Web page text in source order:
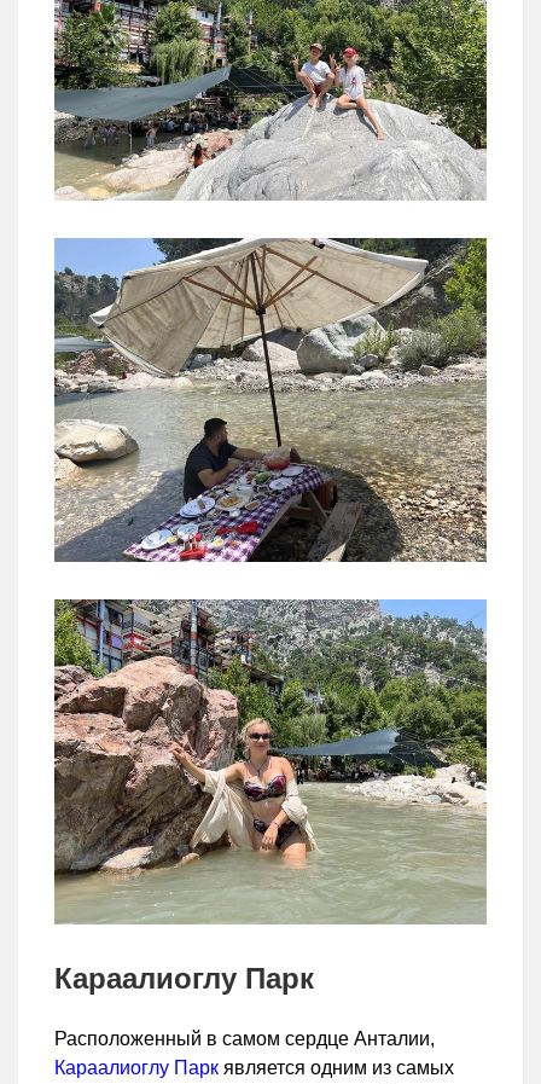
Караалиоглу Парк
Расположенный в самом сердце Анталии,
Караалиоглу Парк является одним из самых